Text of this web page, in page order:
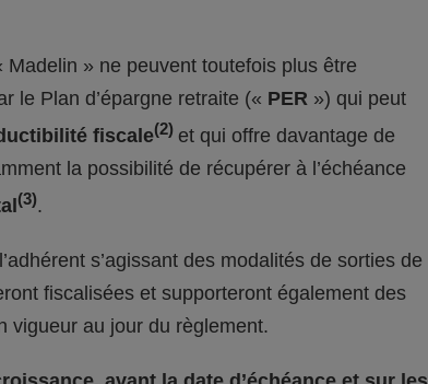
Madelin » ne peuvent toutefois plus être
le Plan d’épargne retraite (« PER ») qui peut
fiscale(2) et qui offre davantage de
la possibilité de récupérer à l’échéance
(3).
s’agissant des modalités de sorties de
fiscalisées et supporteront également des
vigueur au jour du règlement.